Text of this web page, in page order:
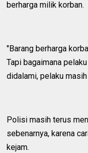
berharga milik korban.
"Barang berharga
Tapi bagaimana
didalami, pelaku
Polisi masih terus
sebenarnya, karena
kejam.